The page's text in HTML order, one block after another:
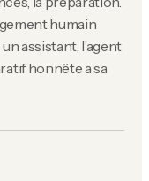
humain
assistant, l’agent
honnête a sa